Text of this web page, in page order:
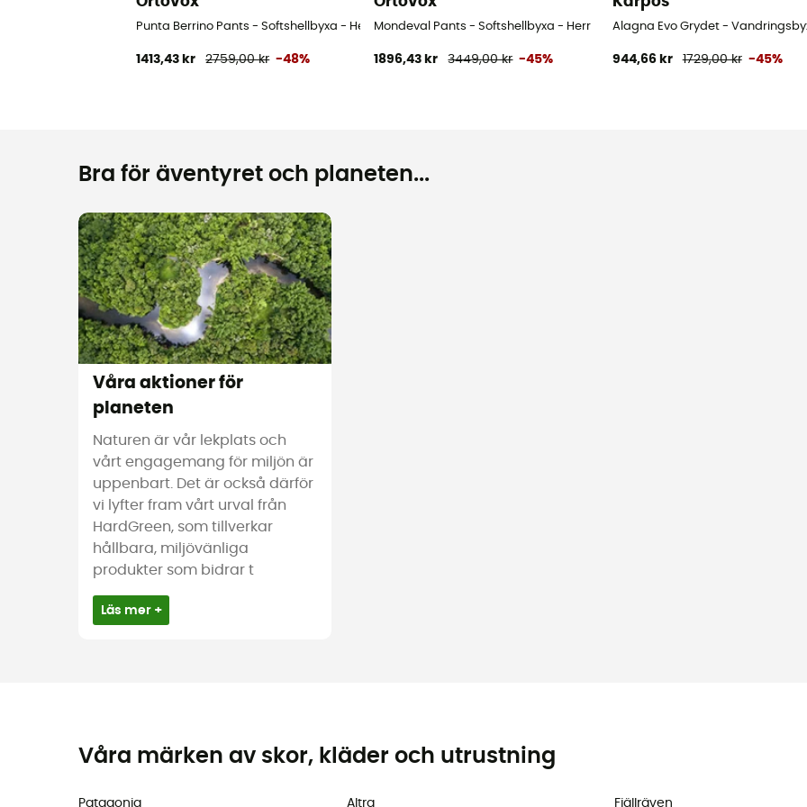
Punta Berrino Pants - Softshellbyxa - Herr
1413,43 kr 2759,00 kr -48%
Mondeval Pants - Softshellbyxa - Herr
1896,43 kr 3449,00 kr -45%
Alagna Evo Grydet -
944,66 kr 1729,00 kr -45%
Bra för äventyret och planeten...
Våra aktioner för
planeten
Naturen är vår lekplats och
vårt engagemang för miljön är
uppenbart. Det är också därför
vi lyfter fram vårt urval från
HardGreen, som tillverkar
hållbara, miljövänliga
produkter som bidrar t
Läs mer +
Våra märken av skor, kläder och utrustning
Patagonia Altra Fjällräven